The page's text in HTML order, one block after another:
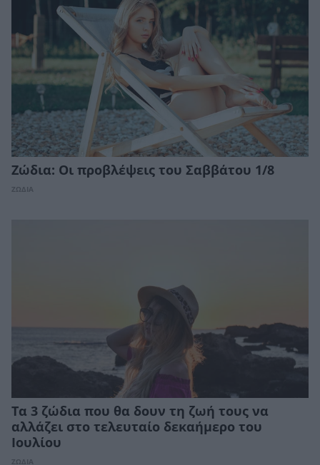
Ζώδια: Οι προβλέψεις του Σαββάτου 1/8
ΖΩΔΙΑ
Τα 3 ζώδια που θα δουν τη ζωή τους να
αλλάζει στο τελευταίο δεκαήμερο του
Ιουλίου
ΖΩΔΙΑ